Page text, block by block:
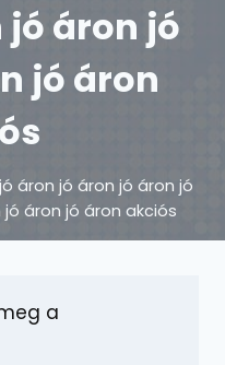
áron jó
jó áron
áron jó áron jó áron jó
áron jó áron akciós
a